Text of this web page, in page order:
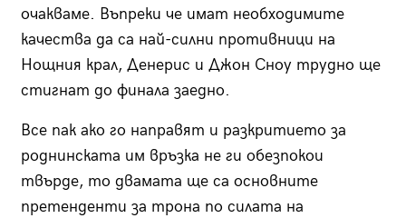
очакваме. Въпреки че имат необходимите
качества да са най-силни противници на
Нощния крал, Денерис и Джон Сноу трудно ще
стигнат до финала заедно.
Все пак ако го направят и разкритието за
роднинската им връзка не ги обезпокои
твърде, то двамата ще са основните
претенденти за трона по силата на